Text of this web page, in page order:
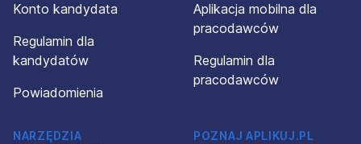
Konto kandydata
Regulamin dla
kandydatów
Powiadomienia
Aplikacja mobilna dla
pracodawców
Regulamin dla
pracodawców
NARZĘDZIA
POZNAJ APLIKUJ.PL